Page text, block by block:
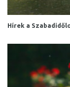
Hírek a